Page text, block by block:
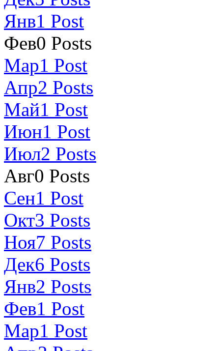
Янв1 Post
Фев0 Posts
Мар1 Post
Апр2 Posts
Май1 Post
Июн1 Post
Июл2 Posts
Авг0 Posts
Сен1 Post
Окт3 Posts
Ноя7 Posts
Дек6 Posts
Янв2 Posts
Фев1 Post
Мар1 Post